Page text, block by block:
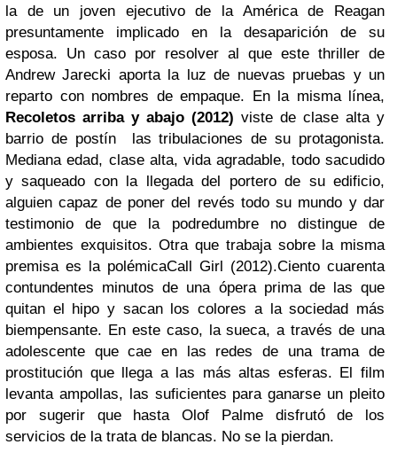
la de un joven ejecutivo de la América de Reagan
presuntamente implicado en la desaparición de su
esposa. Un caso por resolver al que este thriller de
Andrew Jarecki aporta la luz de nuevas pruebas y un
reparto con nombres de empaque. En la misma línea,
Recoletos arriba y abajo (2012) viste de clase alta y
barrio de postín las tribulaciones de su protagonista.
Mediana edad, clase alta, vida agradable, todo sacudido
y saqueado con la llegada del portero de su edificio,
alguien capaz de poner del revés todo su mundo y dar
testimonio de que la podredumbre no distingue de
ambientes exquisitos. Otra que trabaja sobre la misma
premisa es la polémicaCall Girl (2012).Ciento cuarenta
contundentes minutos de una ópera prima de las que
quitan el hipo y sacan los colores a la sociedad más
biempensante. En este caso, la sueca, a través de una
adolescente que cae en las redes de una trama de
prostitución que llega a las más altas esferas. El film
levanta ampollas, las suficientes para ganarse un pleito
por sugerir que hasta Olof Palme disfrutó de los
servicios de la trata de blancas. No se la pierdan.